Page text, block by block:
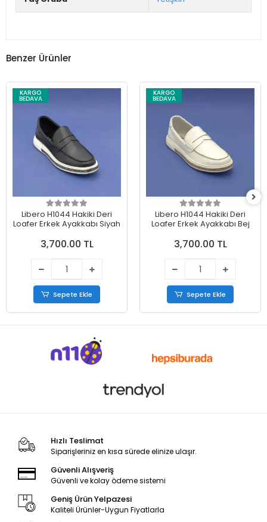
Benzer Ürünler
KARGO
BEDAVA
Libero H1044 Hakiki Deri
Loafer Erkek Ayakkabı Siyah
3,700.00 TL
Sepete Ekle
KARGO
BEDAVA
Libero H1044 Hakiki Deri
Loafer Erkek Ayakkabı Bej
3,700.00 TL
Sepete Ekle
Hızlı Teslimat
Siparişleriniz en kısa sürede elinize ulaşır.
Güvenli Alışveriş
Güvenli ve kolay ödeme sistemi
Geniş Ürün Yelpazesi
Kaliteli Ürünler-Uygun Fiyatlarla